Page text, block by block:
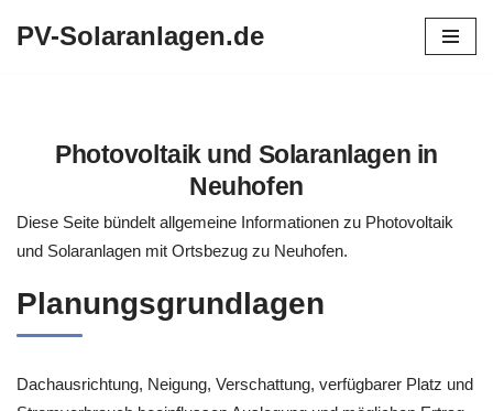
PV-Solaranlagen.de
Photovoltaik und Solaranlagen in
Neuhofen
Diese Seite bündelt allgemeine Informationen zu Photovoltaik
und Solaranlagen mit Ortsbezug zu Neuhofen.
Planungsgrundlagen
Dachausrichtung, Neigung, Verschattung, verfügbarer Platz und